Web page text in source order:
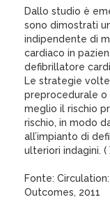
Dallo studio è
sono dimostrati
indipendente di
cardiaco in
defibrillatore
Le strategie
preprocedurale o
meglio il rischio
rischio, in modo
all’impianto di
ulteriori indagini. (
Fonte:
Outcomes, 2011